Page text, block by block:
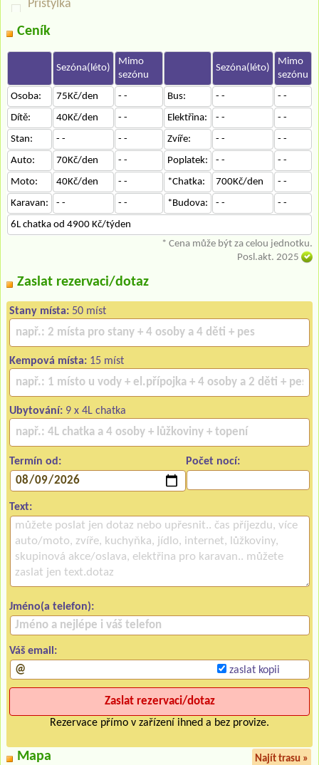
Přistýlka
Ceník
Sezóna(léto)
Mimo
sezónu
Sezóna(léto)
Mimo
sezónu
Osoba:
75Kč/den - - Bus: - -
- -
Dítě:
40Kč/den - - Elektřina: - -
- -
Stan:
- - - - Zvíře: - -
- -
Auto:
70Kč/den - - Poplatek: - -
- -
Moto:
40Kč/den - - *Chatka: 700Kč/den
- -
Karavan:
- - - - *Budova: - -
- -
6L chatka od 4900 Kč/týden
* Cena může být za celou jednotku.
Posl.akt. 2025
Zaslat rezervaci/dotaz
Stany místa: 50 míst
Kempová místa: 15 míst
Ubytování: 9 x 4L chatka
Termín od: Počet nocí:
Text:
Jméno(a telefon):
Váš email:
zaslat kopii
Rezervace přímo v zařízení ihned a bez provize.
Mapa Najít trasu »